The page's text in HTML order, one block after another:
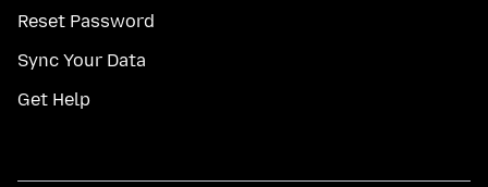
Reset Password
Sync Your Data
Get Help